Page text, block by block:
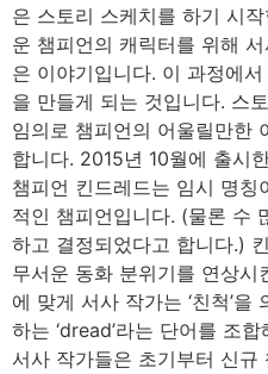
은 스토리 스케치를 하기 시
운 챔피언의 캐릭터를 위해
은 이야기입니다. 이 과정에
을 만들게 되는 것입니다. 스
임의로 챔피언의 어울릴만한
합니다. 2015년 10월에 출시
챔피언 킨드레드는 임시 명
적인 챔피언입니다. (물론 수
하고 결정되었다고 합니다.)
무서운 동화 분위기를 연상시
에 맞게 서사 작가는 ‘친척’을
하는 ‘dread’라는 단어를 조
서사 작가들은 초기부터 신규